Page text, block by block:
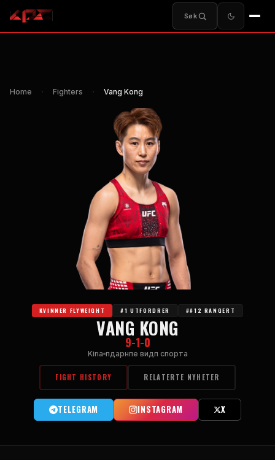
Søk
Home ・ Fighters ・ Vang Kong
KVINNER FLYWEIGHT #1 UTFORDRER ##12 RANGERT
VANG KONG
9-1-0
Kina пдарнпе видп спорта
FIGHT HISTORY RELATERTE NYHETER
TELEGRAM INSTAGRAM X